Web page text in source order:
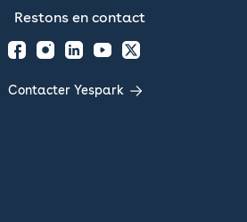
Restons en contact
FacebookInstagramLinkedInYouTubeTwitter
Contacter Yespark